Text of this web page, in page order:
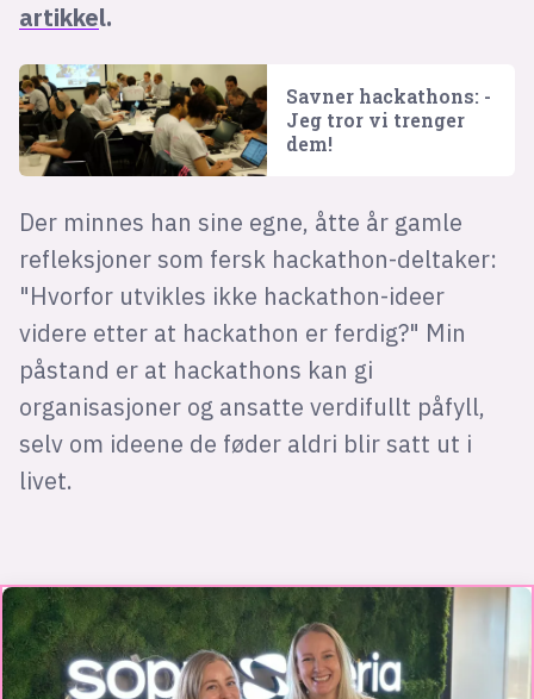
artikkel.
Savner hackathons: -
Jeg tror vi trenger
dem!
Der minnes han sine egne, åtte år gamle
refleksjoner som fersk hackathon-deltaker:
"Hvorfor utvikles ikke hackathon-ideer
videre etter at hackathon er ferdig?" Min
påstand er at hackathons kan gi
organisasjoner og ansatte verdifullt påfyll,
selv om ideene de føder aldri blir satt ut i
livet.